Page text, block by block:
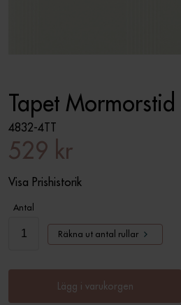
Tapet
4832-4TT
529 kr
Visa Prishistorik
Antal
Räkna ut antal rullar
Lägg i varukorgen